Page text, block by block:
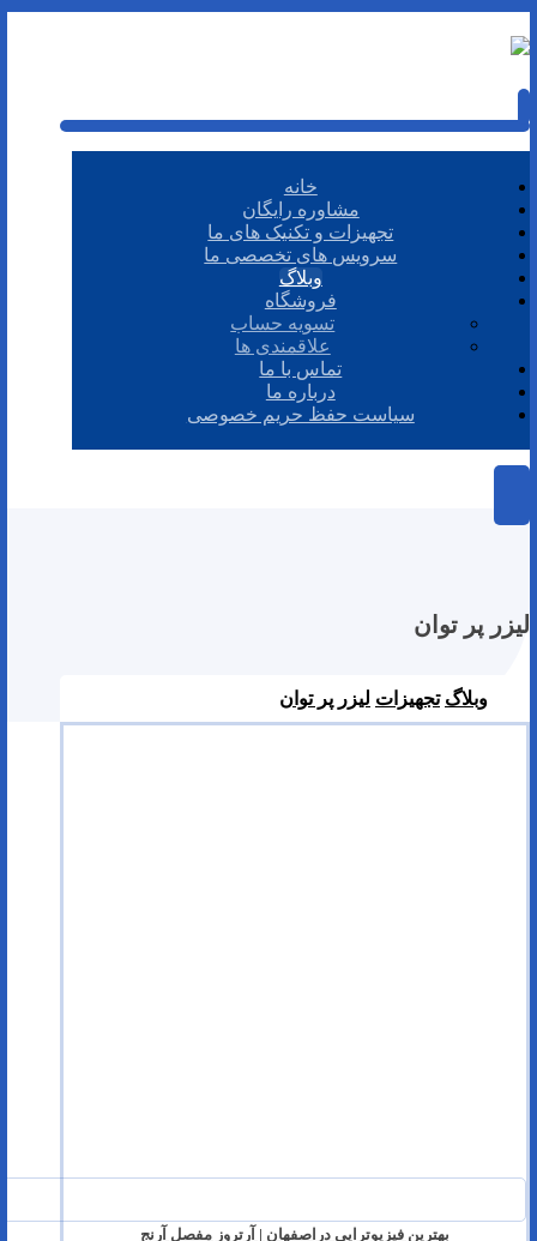
خانه
مشاوره رایگان
تجهیزات و تکنیک های ما
سرویس های تخصصی ما
وبلاگ
فروشگاه
تسویه حساب
علاقمندی ها
تماس با ما
درباره ما
سیاست حفظ حریم خصوصی
لیزر پر توان
وبلاگ تجهیزات لیزر پر توان
بهترین فیزیوتراپی دراصفهان | آرتروز مفصل آرنج